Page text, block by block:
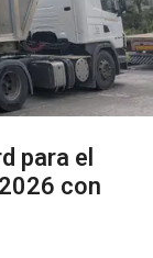
para el
con